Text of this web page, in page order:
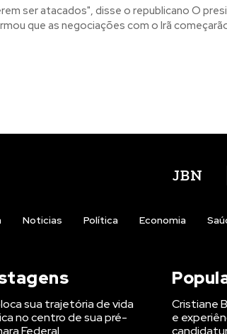
ser atacados", disse o republicano O
que as negociações com o Irã
JBN
Noticias Política Economia
sua trajetória de vida
no centro de sua pré-
Cristiane
e